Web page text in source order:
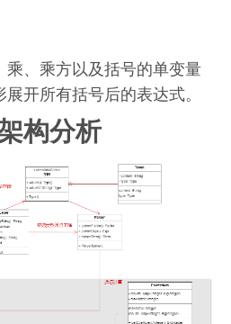
乘、乘方以及括号的单变量
开所有括号后的表达式。
构分析